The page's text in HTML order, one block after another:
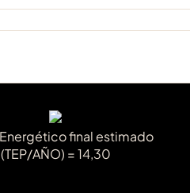
final estimado
(TEP/AÑO) = 14,30